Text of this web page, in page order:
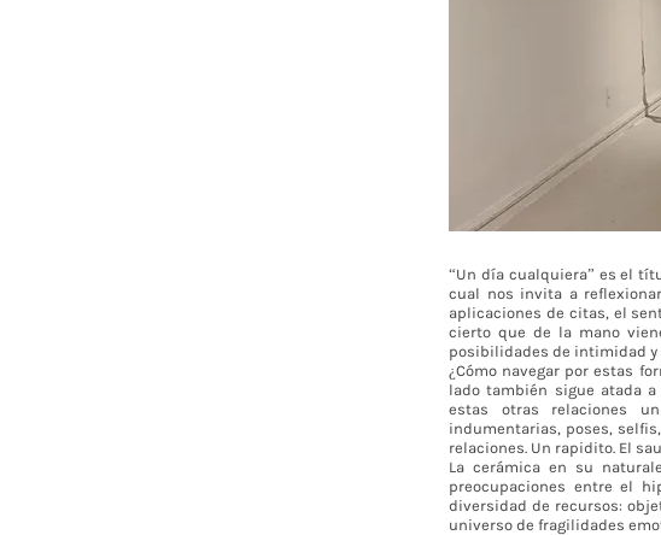
“Un día cualquiera” es el
cual nos invita a
aplicaciones de citas, el
cierto que de la mano
posibilidades de intimidad y
¿Cómo navegar por estas
lado también sigue atada
estas otras relaciones
indumentarias, poses,
relaciones. Un rapidito. El
La cerámica en su
preocupaciones entre el
diversidad de recursos:
universo de fragilidades